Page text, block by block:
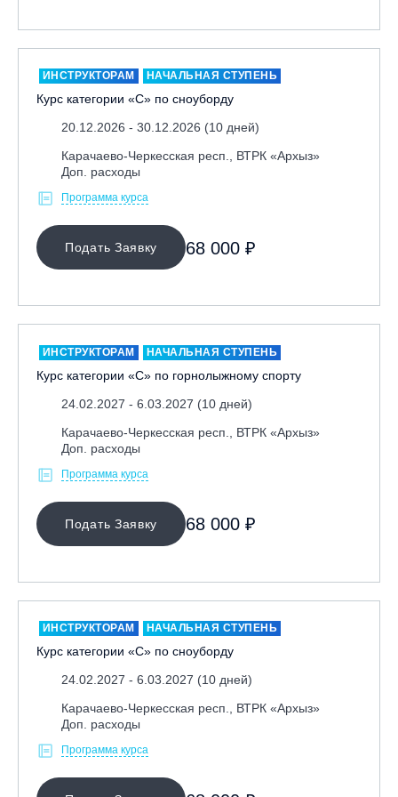
Москва, СК «Кант»
Москва, Скалодром "Атмосфера"
Москва, СЭК «Лата Трэк»
Москва, ул. Олеко Дундича 19/15
Московская обл., ВГК «Лисья Гора»
Московская обл., ГК Леонида Тягачёва
Московская обл., ГЛК «Красная Горка»
Московская обл., п. Чулково, ГК «Гая Северина»
Московская обл., Сергиев Посад, вейк парк Boardberry
Республика Башкортостан, ГЛЦ "Банное"
Республика Башкортостан., с. Новоабзаково, ГЛЦ
Самара, ГЛК «СОК»
Санкт-Петербург, Всесезонный курорт «Игора»
Сочи, ГК «Красная Поляна»
Сочи, ГК «Роза Хутор»
Сочи, ГТЦ «Газпром»
Узбекистан, ГКЛЦ «Amirsoy»
Уфа,СШОР ПО БИАТЛОНУ РБ
Челябинская обл., Миасс, Вейк-клуб «Мастер»
Чусовой, ГК «Такман»
Южно-Сахалинск, СТК «Горный воздух»
ИНСТРУКТОРАМ НАЧАЛЬНАЯ СТУПЕНЬ
Курс категории «С» по сноуборду
20.12.2026 - 30.12.2026 (10 дней)
Карачаево-Черкесская респ., ВТРК «Архыз»
Доп. расходы
Программа курса
Подать Заявку 68 000 ₽
ИНСТРУКТОРАМ НАЧАЛЬНАЯ СТУПЕНЬ
Курс категории «С» по горнолыжному спорту
24.02.2027 - 6.03.2027 (10 дней)
Карачаево-Черкесская респ., ВТРК «Архыз»
Доп. расходы
Программа курса
Подать Заявку 68 000 ₽
ИНСТРУКТОРАМ НАЧАЛЬНАЯ СТУПЕНЬ
Курс категории «С» по сноуборду
24.02.2027 - 6.03.2027 (10 дней)
Карачаево-Черкесская респ., ВТРК «Архыз»
Доп. расходы
Программа курса